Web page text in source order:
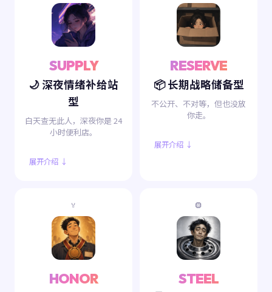
SUPPLY
🌙 深夜情绪补给站
型
白天查无此人，深夜你是 24
小时便利店。
展开介绍 ↓
RESERVE
📦 长期战略储备型
不公开、不对等，但也没放
你走。
展开介绍 ↓
🏅
HONOR
🛞
STEEL